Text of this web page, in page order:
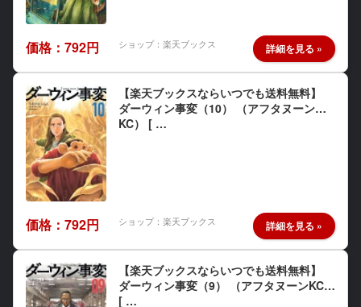
価格：792円 ショップ：楽天ブックス
【楽天ブックスならいつでも送料無料】
ダーウィン事変（10） （アフタヌーン
KC） [ …
価格：792円 ショップ：楽天ブックス
【楽天ブックスならいつでも送料無料】
ダーウィン事変（9） （アフタヌーンKC）
[ …